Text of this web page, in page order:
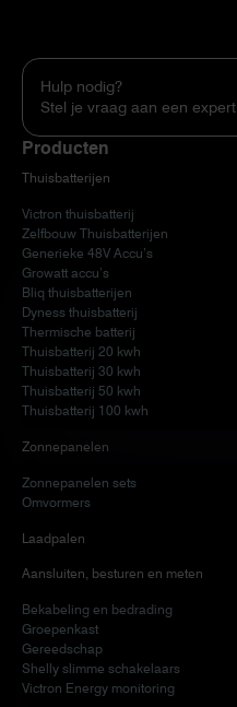
Hulp nodig?
Stel je vraag aan een expert
Producten
Thuisbatterijen
Victron thuisbatterij
Zelfbouw Thuisbatterijen
Generieke 48V Accu’s
Growatt accu’s
Bliq thuisbatterijen
Dyness thuisbatterij
Thermische batterij
Thuisbatterij 20 kwh
Thuisbatterij 30 kwh
Thuisbatterij 50 kwh
Thuisbatterij 100 kwh
Zonnepanelen
Zonnepanelen sets
Omvormers
Laadpalen
Aansluiten, besturen en meten
Bekabeling en bedrading
Groepenkast
Gereedschap
Shelly slimme schakelaars
Victron Energy monitoring